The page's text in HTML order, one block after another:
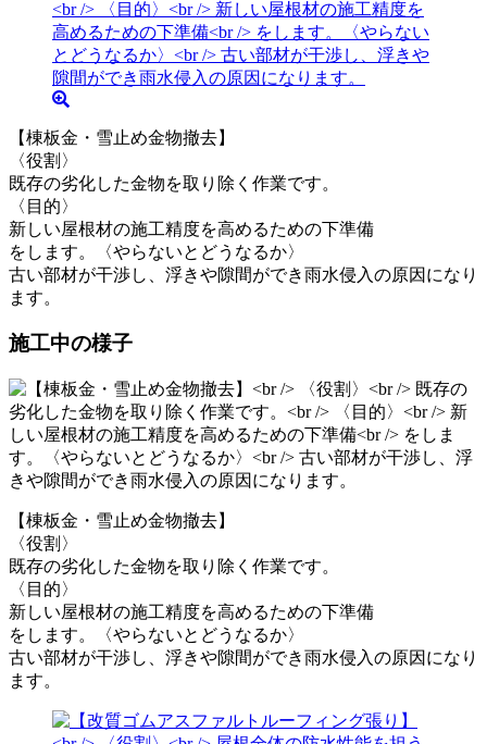
【棟板金・雪止め金物撤去】
〈役割〉
既存の劣化した金物を取り除く作業です。
〈目的〉
新しい屋根材の施工精度を高めるための下準備
をします。〈やらないとどうなるか〉
古い部材が干渉し、浮きや隙間ができ雨水侵入の原因になり
ます。
施工中の様子
【棟板金・雪止め金物撤去】
〈役割〉
既存の劣化した金物を取り除く作業です。
〈目的〉
新しい屋根材の施工精度を高めるための下準備
をします。〈やらないとどうなるか〉
古い部材が干渉し、浮きや隙間ができ雨水侵入の原因になり
ます。